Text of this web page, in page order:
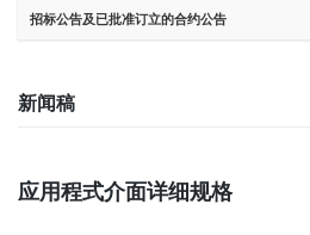
招标公告及已批准订立的合约公告
新闻稿
应用程式介面详细规格